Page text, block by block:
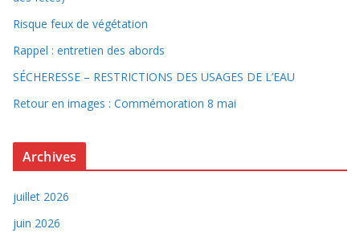
Risque feux de végétation
Rappel : entretien des abords
SÉCHERESSE – RESTRICTIONS DES USAGES DE L’EAU
Retour en images : Commémoration 8 mai
Archives
juillet 2026
juin 2026